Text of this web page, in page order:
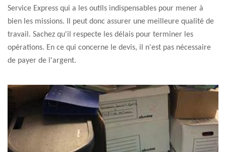
Service Express qui a les outils indispensables pour mener à
bien les missions. Il peut donc assurer une meilleure qualité de
travail. Sachez qu'il respecte les délais pour terminer les
opérations. En ce qui concerne le devis, il n'est pas nécessaire
de payer de l'argent.